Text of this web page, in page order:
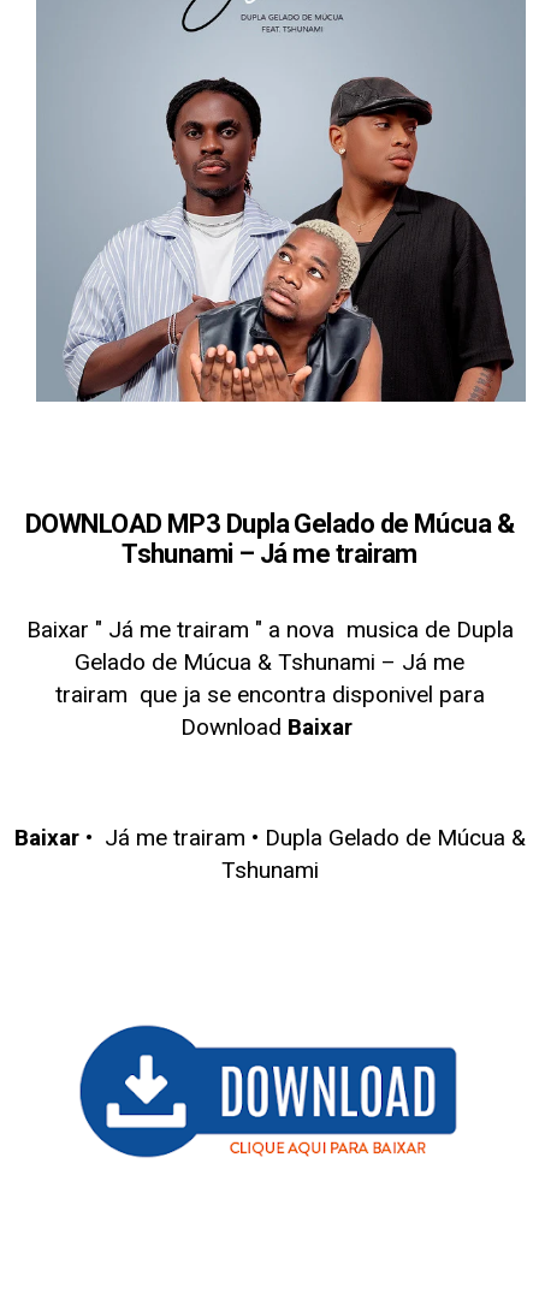
DOWNLOAD MP3 Dupla Gelado de Múcua &
Tshunami – Já me trairam
Baixar " Já me trairam " a nova musica de Dupla
Gelado de Múcua & Tshunami – Já me
trairam que ja se encontra disponivel para
Download Baixar
Baixar• Já me trairam • Dupla Gelado de Múcua &
Tshunami